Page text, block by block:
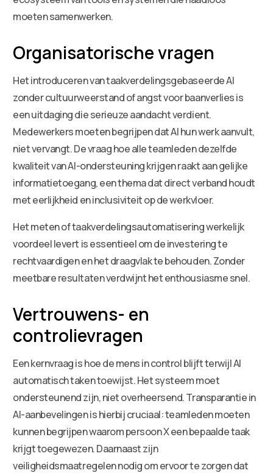
moeten samenwerken.
Organisatorische vragen
Het introduceren van taakverdelingsgebaseerde AI
zonder cultuurweerstand of angst voor baanverlies is
een uitdaging die serieuze aandacht verdient.
Medewerkers moeten begrijpen dat AI hun werk aanvult,
niet vervangt. De vraag hoe alle teamleden dezelfde
kwaliteit van AI-ondersteuning krijgen raakt aan gelijke
informatietoegang, een thema dat direct verband houdt
met eerlijkheid en inclusiviteit op de werkvloer.
Het meten of taakverdelingsautomatisering werkelijk
voordeel levert is essentieel om de investering te
rechtvaardigen en het draagvlak te behouden. Zonder
meetbare resultaten verdwijnt het enthousiasme snel.
Vertrouwens- en
controlievragen
Een kernvraag is hoe de mens in control blijft terwijl AI
automatisch taken toewijst. Het systeem moet
ondersteunend zijn, niet overheersend. Transparantie in
AI-aanbevelingen is hierbij cruciaal: teamleden moeten
kunnen begrijpen waarom persoon X een bepaalde taak
krijgt toegewezen. Daarnaast zijn
veiligheidsmaatregelen nodig om ervoor te zorgen dat